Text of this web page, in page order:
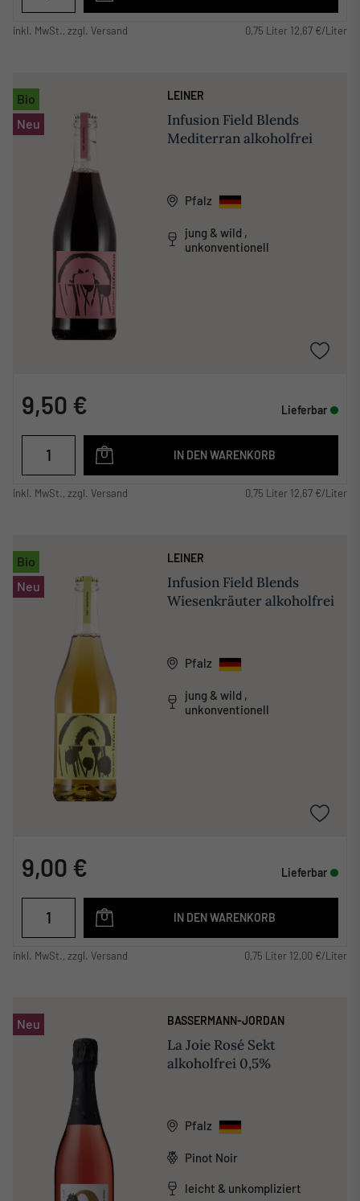
inkl. MwSt., zzgl. Versand 0,75 Liter 12,67 €/Liter
Bio
Neu
LEINER
Infusion Field Blends
Mediterran alkoholfrei
Pfalz
jung & wild ,
unkonventionell
9,50 € Lieferbar
IN DEN WARENKORB
inkl. MwSt., zzgl. Versand 0,75 Liter 12,67 €/Liter
Bio
Neu
LEINER
Infusion Field Blends
Wiesenkräuter alkoholfrei
Pfalz
jung & wild ,
unkonventionell
9,00 € Lieferbar
IN DEN WARENKORB
inkl. MwSt., zzgl. Versand 0,75 Liter 12,00 €/Liter
Neu BASSERMANN-JORDAN
La Joie Rosé Sekt
alkoholfrei 0,5%
Pfalz
Pinot Noir
leicht & unkompliziert